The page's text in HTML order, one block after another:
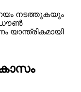
നടത്തുകയും